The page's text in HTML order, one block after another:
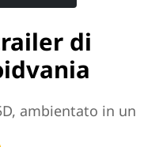
di
ambientato in un